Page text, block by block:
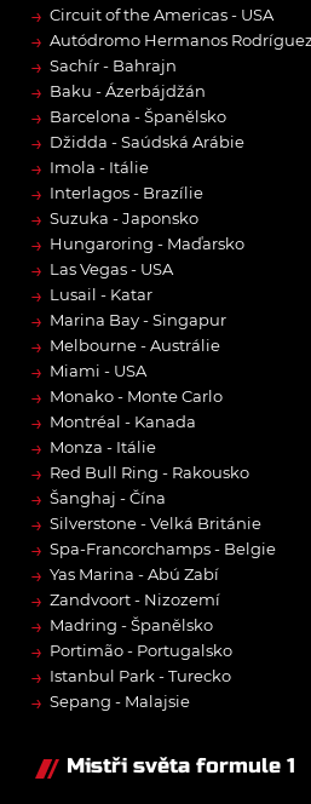
→ Circuit of the Americas - USA
→ Autódromo Hermanos
→ Sachír - Bahrajn
→ Baku - Ázerbájdžán
→ Barcelona - Španělsko
→ Džidda - Saúdská Arábie
→ Imola - Itálie
→ Interlagos - Brazílie
→ Suzuka - Japonsko
→ Hungaroring - Maďarsko
→ Las Vegas - USA
→ Lusail - Katar
→ Marina Bay - Singapur
→ Melbourne - Austrálie
→ Miami - USA
→ Monako - Monte Carlo
→ Montréal - Kanada
→ Monza - Itálie
→ Red Bull Ring - Rakousko
→ Šanghaj - Čína
→ Silverstone - Velká Británie
→ Spa-Francorchamps - Belgie
→ Yas Marina - Abú Zabí
→ Zandvoort - Nizozemí
→ Madring - Španělsko
→ Portimão - Portugalsko
→ Istanbul Park - Turecko
→ Sepang - Malajsie
Mistři světa formule 1